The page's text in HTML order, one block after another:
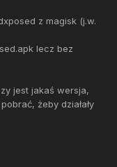
z magisk (j.w.
lecz bez
jest jakaś wersja,
żeby działały